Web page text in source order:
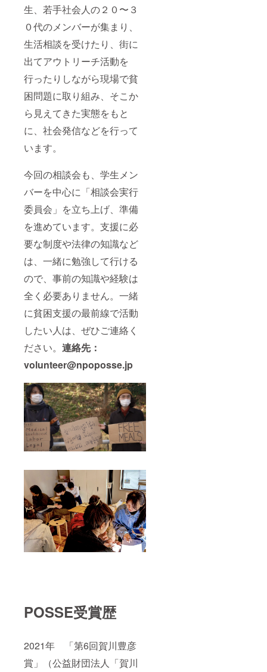
生、若手社会人の２０〜３
０代のメンバーが集まり、
生活相談を受けたり、街に
出てアウトリーチ活動を
行ったりしながら現場で貧
困問題に取り組み、そこか
ら見えてきた実態をもと
に、社会発信などを行って
います。
今回の相談会も、学生メン
バーを中心に「相談会実行
委員会」を立ち上げ、準備
を進めています。支援に必
要な制度や法律の知識など
は、一緒に勉強して行ける
ので、事前の知識や経験は
全く必要ありません。一緒
に貧困支援の最前線で活動
したい人は、ぜひご連絡く
ださい。 連絡先：
volunteer@npoposse.jp
POSSE受賞歴
2021年 「第6回賀川豊彦
賞」（公益財団法人「賀川